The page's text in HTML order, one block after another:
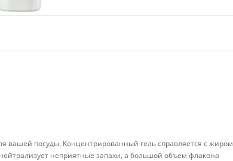
вашей посуды. Концентрированный гель справляется с жиром
неприятные запахи, а большой объем флакона